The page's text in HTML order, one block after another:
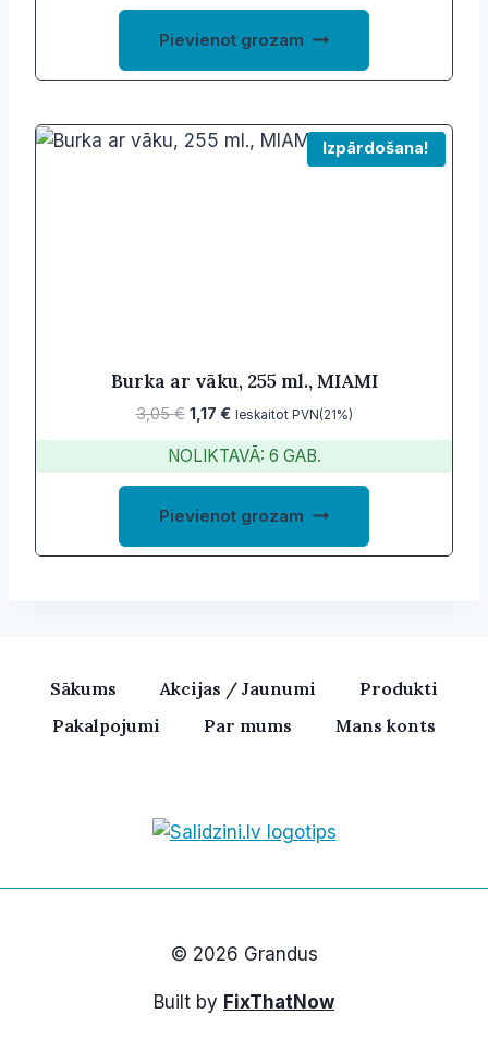
1,40 €.0,77 €.
Pievienot grozam
Izpārdošana!
Burka ar vāku, 255 ml., MIAMI
3,05€ Original
price
was:
3,05 €.
1,17 €Current
price
is:
1,17 €.
Ieskaitot PVN(21%)
NOLIKTAVĀ: 6 GAB.
Pievienot grozam
Sākums Akcijas / Jaunumi
Produkti
Pakalpojumi
Par mums Mans konts
© 2026 Grandus
Built by FixThatNow